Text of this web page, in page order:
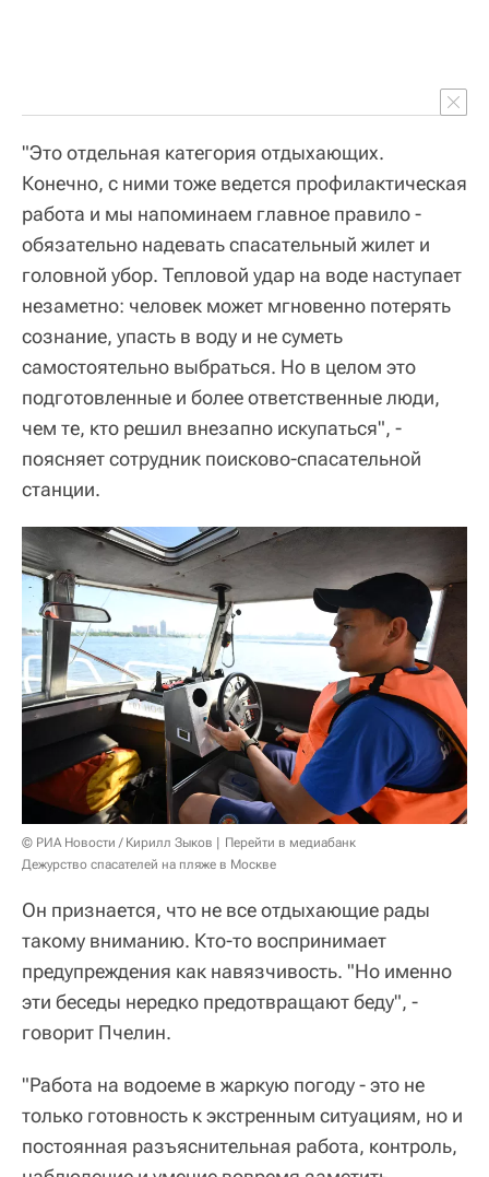
"Это отдельная категория отдыхающих.
Конечно, с ними тоже ведется профилактическая
работа и мы напоминаем главное правило -
обязательно надевать спасательный жилет и
головной убор. Тепловой удар на воде наступает
незаметно: человек может мгновенно потерять
сознание, упасть в воду и не суметь
самостоятельно выбраться. Но в целом это
подготовленные и более ответственные люди,
чем те, кто решил внезапно искупаться", -
поясняет сотрудник поисково-спасательной
станции.
© РИА Новости / Кирилл Зыков
Перейти в медиабанк
Дежурство спасателей на пляже в Москве
Он признается, что не все отдыхающие рады
такому вниманию. Кто‑то воспринимает
предупреждения как навязчивость. "Но именно
эти беседы нередко предотвращают беду", -
говорит Пчелин.
"Работа на водоеме в жаркую погоду - это не
только готовность к экстренным ситуациям, но и
постоянная разъяснительная работа, контроль,